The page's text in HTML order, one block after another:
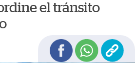
el tránsito